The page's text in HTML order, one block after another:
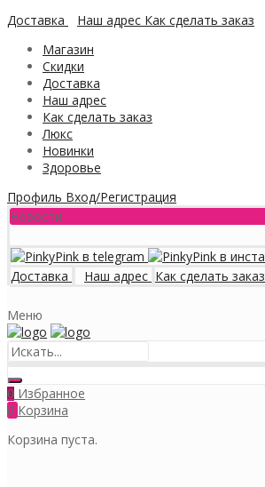
Доставка
Наш адрес Как сделать заказ
Магазин
Скидки
Доставка
Наш адрес
Как сделать заказ
Люкс
Новинки
Здоровье
Профиль Вход/Регистрация
Новости
Доставка Наш адрес Как сделать заказ
Меню
0 Избранное
0 Корзина
Корзина пуста.